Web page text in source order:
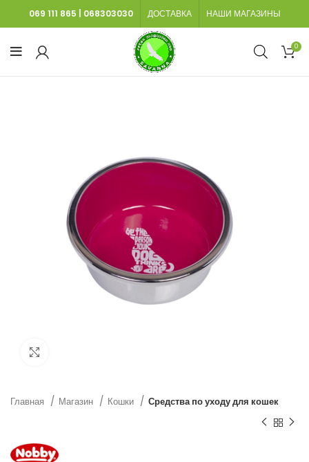
069 111 865 068303030 ДОСТАВКА НАШИ МАГАЗИНЫ
0
Главная Магазин Кошки Средства по уходу для кошек